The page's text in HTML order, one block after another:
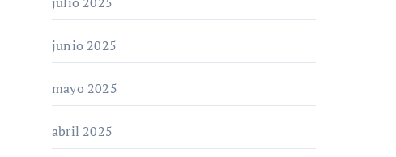
junio 2025
mayo 2025
abril 2025